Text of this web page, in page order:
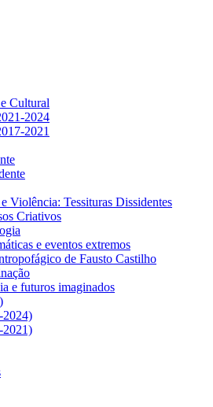
Cultural
2024
2021
Violência: Tessituras Dissidentes
Criativos
e eventos extremos
de Fausto Castilho
e futuros imaginados
2024)
2021)